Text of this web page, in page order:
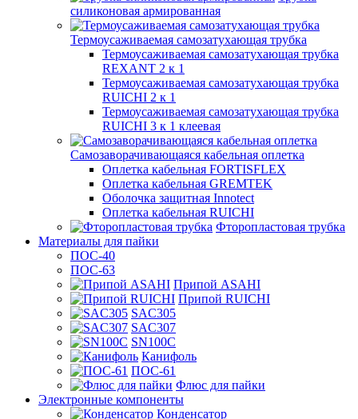
силиконовая армированная
Термоусаживаемая самозатухающая трубка
Термоусаживаемая самозатухающая трубка
REXANT 2 к 1
Термоусаживаемая самозатухающая трубка
RUICHI 2 к 1
Термоусаживаемая самозатухающая трубка
RUICHI 3 к 1 клеевая
Самозаворачивающаяся кабельная оплетка
Оплетка кабельная FORTISFLEX
Оплетка кабельная GREMTEK
Оболочка защитная Innotect
Оплетка кабельная RUICHI
Фторопластовая трубка
Материалы для пайки
ПОС-40
ПОС-63
Припой ASAHI
Припой RUICHI
SAC305
SAC307
SN100C
Канифоль
ПОС-61
Флюс для пайки
Электронные компоненты
Конденсатор